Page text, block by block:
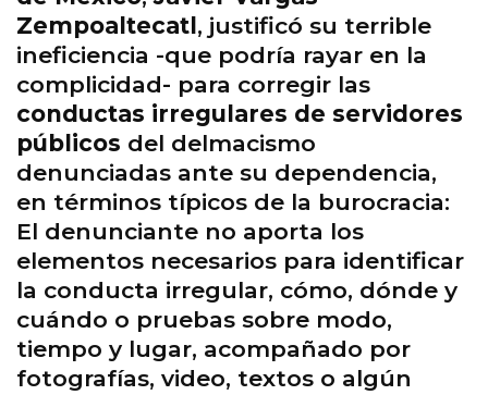
Zempoaltecatl, justificó su terrible
ineficiencia -que podría rayar en la
complicidad- para corregir las
conductas irregulares de servidores
públicos del delmacismo
denunciadas ante su dependencia,
en términos típicos de la burocracia:
El denunciante no aporta los
elementos necesarios para identificar
la conducta irregular, cómo, dónde y
cuándo o pruebas sobre modo,
tiempo y lugar, acompañado por
fotografías, video, textos o algún